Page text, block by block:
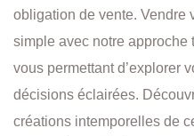
obligation de vente. Vendre
simple avec notre approche
vous permettant d’explorer
décisions éclairées.
créations intemporelles de